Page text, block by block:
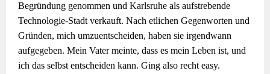
Begründung genommen und Karlsruhe als aufstrebende
Technologie-Stadt verkauft. Nach etlichen Gegenworten und
Gründen, mich umzuentscheiden, haben sie irgendwann
aufgegeben. Mein Vater meinte, dass es mein Leben ist, und
ich das selbst entscheiden kann. Ging also recht easy.